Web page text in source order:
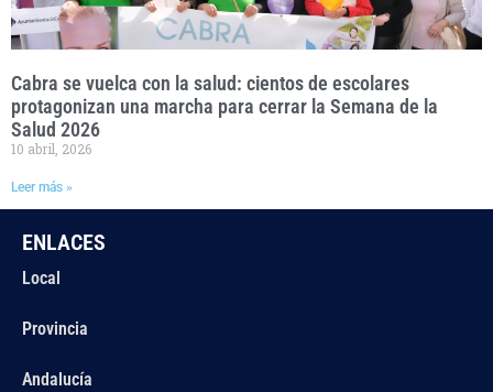
Cabra se vuelca con la salud: cientos de escolares
protagonizan una marcha para cerrar la Semana de la
Salud 2026
10 abril, 2026
Leer más »
ENLACES
Local
Provincia
Andalucía